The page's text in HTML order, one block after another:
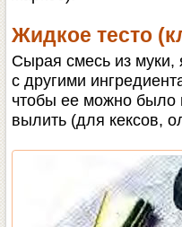
Жидкое тесто
Сырая смесь из муки,
с другими
чтобы ее можно было
вылить (для кексов,